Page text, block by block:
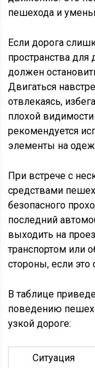
пешехода и
Если дорога
пространства
должен
Двигаться
отвлекаясь,
плохой
рекомендуется
элементы на
При встрече с
средствами
безопасного
последний
выходить на
транспортом или
стороны, если это
В таблице
поведению
узкой дороге:
Ситуация